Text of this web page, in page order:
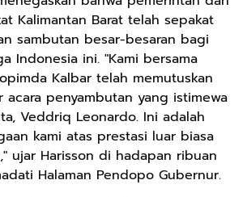
Kalimantan Barat telah sepakat
sambutan besar-besaran bagi
Indonesia ini. "Kami bersama
Kalbar telah memutuskan
penyambutan yang istimewa
Veddriq Leonardo. Ini adalah
kami atas prestasi luar biasa
ujar Harisson di hadapan ribuan
Halaman Pendopo Gubernur.